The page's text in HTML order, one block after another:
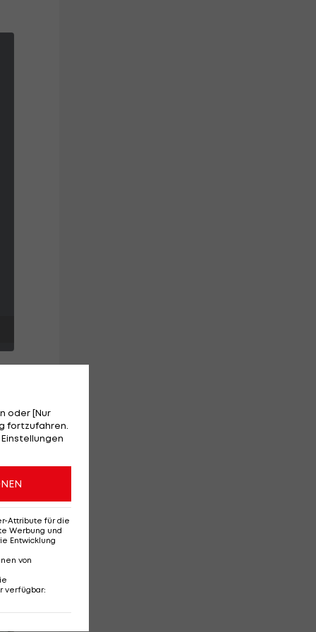
oder [Nur
fortzufahren.
Attribute für die
Werbung und
Entwicklung
von
verfügbar: